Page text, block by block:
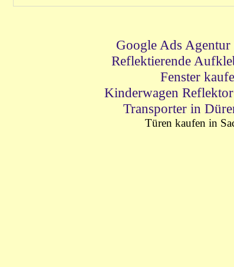
Google Ads Agentur
Reflektierende
Fenster
Kinderwagen Reflektor
Transporter in
Türen kaufen in